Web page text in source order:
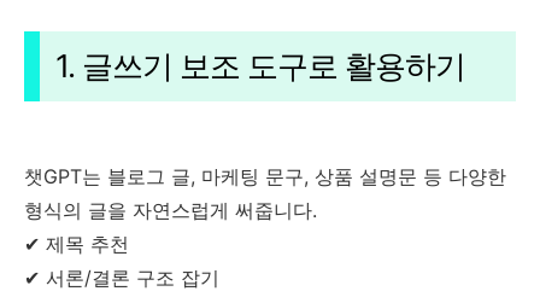
1. 글쓰기 보조 도구로 활용하기
챗GPT는 블로그 글, 마케팅 문구, 상품 설명문 등 다양한
형식의 글을 자연스럽게 써줍니다.
✔ 제목 추천
✔ 서론/결론 구조 잡기